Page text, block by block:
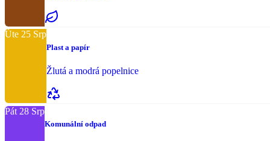
Úte 25 Srp
Plast a papír
Žlutá a modrá popelnice
Pát 28 Srp
Komunální odpad